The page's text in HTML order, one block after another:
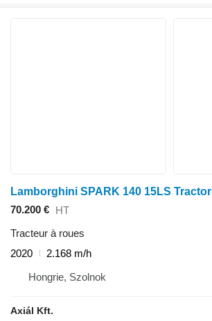
Lamborghini SPARK 140 15LS Tractor
70.200 € HT
Tracteur à roues
2020
2.168 m/h
Hongrie, Szolnok
Axiál Kft.